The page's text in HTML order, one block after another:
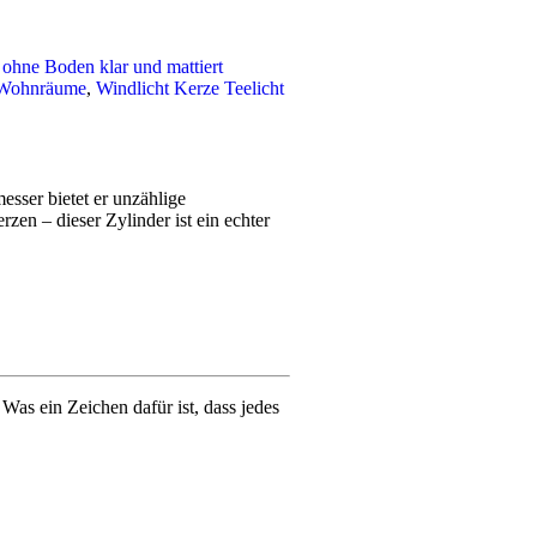
Boden klar und mattiert
, Windlicht Kerze Teelicht
bietet er unzählige
– dieser Zylinder ist ein echter
ein Zeichen dafür ist, dass jedes